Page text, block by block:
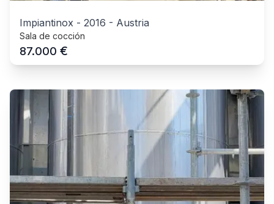
Impiantinox - 2016 - Austria
Sala de cocción
87.000 €